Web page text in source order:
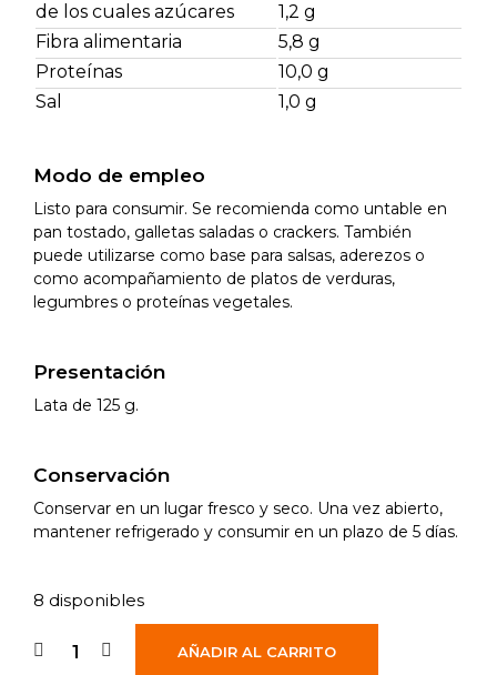
de los cuales azúcares
1,2 g
Fibra alimentaria
5,8 g
Proteínas
10,0 g
Sal
1,0 g
Modo de empleo
Listo para consumir. Se recomienda como untable en
pan tostado, galletas saladas o crackers. También
puede utilizarse como base para salsas, aderezos o
como acompañamiento de platos de verduras,
legumbres o proteínas vegetales.
Presentación
Lata de 125 g.
Conservación
Conservar en un lugar fresco y seco. Una vez abierto,
mantener refrigerado y consumir en un plazo de 5 días.
8 disponibles
AÑADIR AL CARRITO